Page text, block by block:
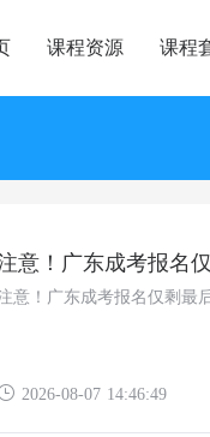
课程资源 课程
意！广东成考报名
意！广东成考报名仅剩最
2026-08-07 14:46:49